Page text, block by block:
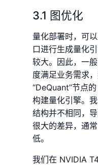
3.1 图优化
量化部署时，可
口进行生成量化
较大。因此，一
度满足业务需求，
“DeQuant”节点
构建量化引擎。
结构并不相同，
很大的差异，通
低。
我们在 NVIDIA